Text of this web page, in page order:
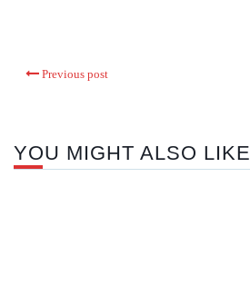
Previous post
YOU MIGHT ALSO LIKE